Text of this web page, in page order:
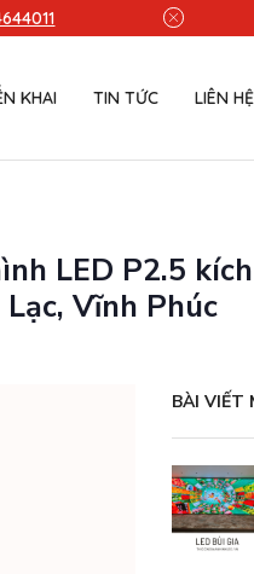
KHAI TIN TỨC LIÊN HỆ
LED P2.5
Vĩnh Phúc
BÀI VIẾT